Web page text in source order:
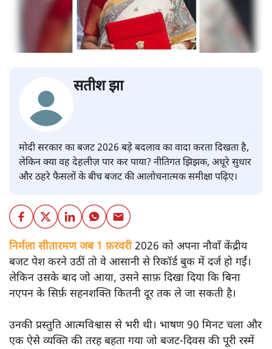
सतीश झा
मोदी सरकार का बजट 2026 बड़े बदलाव का वादा करता दिखता है,
लेकिन क्या वह देहलीज़ पार कर पाया? नीतिगत झिझक, अधूरे सुधार
और ठहरे फैसलों के बीच बजट की आलोचनात्मक समीक्षा पढ़िए।
निर्मला सीतारमण जब 1 फ़रवरी2026 को अपना नौवाँ केंद्रीय
बजट पेश करने उठीं तो वे आसानी से रिकॉर्ड बुक में दर्ज हो गईं।
लेकिन उसके बाद जो आया, उसने साफ़ दिखा दिया कि बिना
नएपन के सिर्फ़ सहनशक्ति कितनी दूर तक ले जा सकती है।
उनकी प्रस्तुति आत्मविश्वास से भरी थी। भाषण 90 मिनट चला और
एक ऐसे व्यक्ति की तरह बहता गया जो बजट‑दिवस की पूरी रस्में